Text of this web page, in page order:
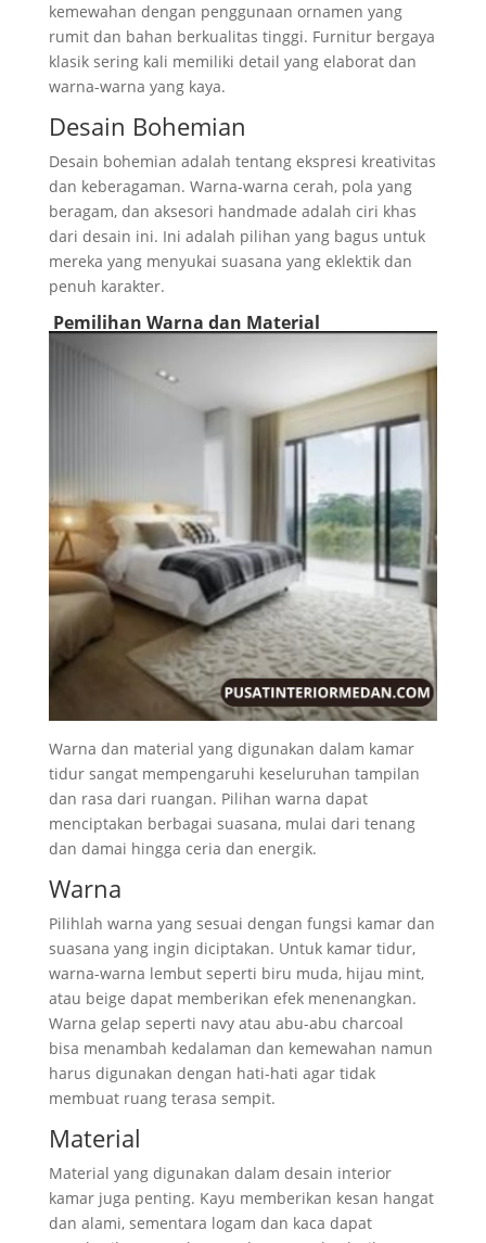
kemewahan dengan penggunaan ornamen yang
rumit dan bahan berkualitas tinggi. Furnitur bergaya
klasik sering kali memiliki detail yang elaborat dan
warna-warna yang kaya.
Desain Bohemian
Desain bohemian adalah tentang ekspresi kreativitas
dan keberagaman. Warna-warna cerah, pola yang
beragam, dan aksesori handmade adalah ciri khas
dari desain ini. Ini adalah pilihan yang bagus untuk
mereka yang menyukai suasana yang eklektik dan
penuh karakter.
Pemilihan Warna dan Material
Warna dan material yang digunakan dalam kamar
tidur sangat mempengaruhi keseluruhan tampilan
dan rasa dari ruangan. Pilihan warna dapat
menciptakan berbagai suasana, mulai dari tenang
dan damai hingga ceria dan energik.
Warna
Pilihlah warna yang sesuai dengan fungsi kamar dan
suasana yang ingin diciptakan. Untuk kamar tidur,
warna-warna lembut seperti biru muda, hijau mint,
atau beige dapat memberikan efek menenangkan.
Warna gelap seperti navy atau abu-abu charcoal
bisa menambah kedalaman dan kemewahan namun
harus digunakan dengan hati-hati agar tidak
membuat ruang terasa sempit.
Material
Material yang digunakan dalam desain interior
kamar juga penting. Kayu memberikan kesan hangat
dan alami, sementara logam dan kaca dapat